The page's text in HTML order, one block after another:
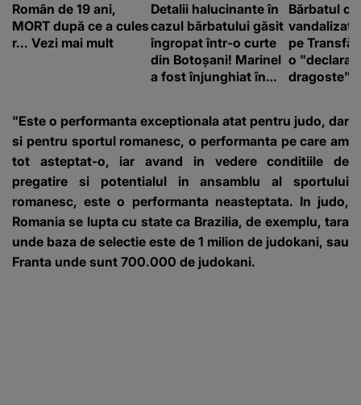
Român de 19 ani,
MORT după ce a cules
r... Vezi mai mult
Detalii halucinante în
cazul bărbatului găsit
îngropat într-o curte
din Botoșani! Marinel
a fost înjunghiat în
suspecți
Bărbatul
vandalizat
pe
o
dragoste"
"Este o performanta exceptionala atat pentru judo, dar
si pentru sportul romanesc, o performanta pe care am
tot asteptat-o, iar avand in vedere conditiile de
pregatire si potentialul in ansamblu al sportului
romanesc, este o performanta neasteptata. In judo,
Romania se lupta cu state ca Brazilia, de exemplu, tara
unde baza de selectie este de 1 milion de judokani, sau
Franta unde sunt 700.000 de judokani.